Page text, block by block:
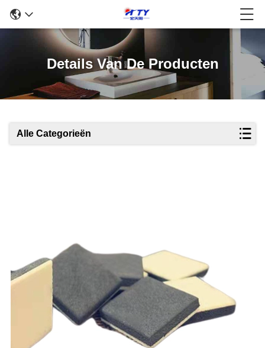
Details Van De Producten
Alle Categorieën